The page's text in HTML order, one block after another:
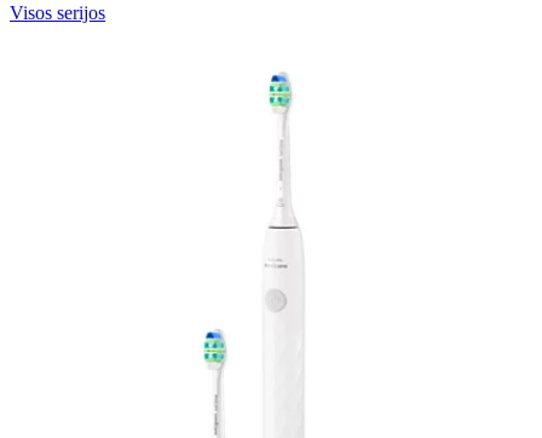
Visos serijos